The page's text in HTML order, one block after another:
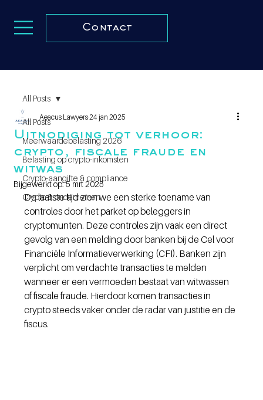
Contact
All Posts
Meerwaardebelasting 2026
Belasting op crypto-inkomsten
Crypto-aangifte & compliance
Crypto & ondernemen
All Posts
Uitnodiging tot verhoor:
crypto, fiscale fraude en
witwas
Aeacus Lawyers24 jan 2025
Bijgewerkt op:5 mrt 2025
De laatste tijd zien we een sterke toename van
controles door het parket op beleggers in
cryptomunten. Deze controles zijn vaak een direct
gevolg van een melding door banken bij de Cel voor
Financiële Informatieverwerking (CFI). Banken zijn
verplicht om verdachte transacties te melden
wanneer er een vermoeden bestaat van witwassen
of fiscale fraude. Hierdoor komen transacties in
crypto steeds vaker onder de radar van justitie en de
fiscus.